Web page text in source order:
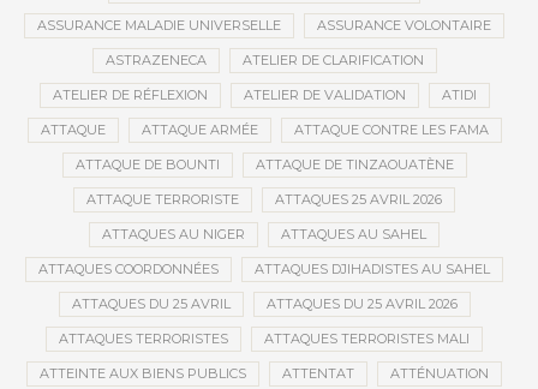
ASSURANCE MALADIE UNIVERSELLE ASSURANCE VOLONTAIRE
ASTRAZENECA ATELIER DE CLARIFICATION
ATELIER DE RÉFLEXION ATELIER DE VALIDATION ATIDI
ATTAQUE ATTAQUE ARMÉE ATTAQUE CONTRE LES FAMA
ATTAQUE DE BOUNTI ATTAQUE DE TINZAOUATÈNE
ATTAQUE TERRORISTE ATTAQUES 25 AVRIL 2026
ATTAQUES AU NIGER ATTAQUES AU SAHEL
ATTAQUES COORDONNÉES ATTAQUES DJIHADISTES AU SAHEL
ATTAQUES DU 25 AVRIL ATTAQUES DU 25 AVRIL 2026
ATTAQUES TERRORISTES ATTAQUES TERRORISTES MALI
ATTEINTE AUX BIENS PUBLICS ATTENTAT ATTÉNUATION